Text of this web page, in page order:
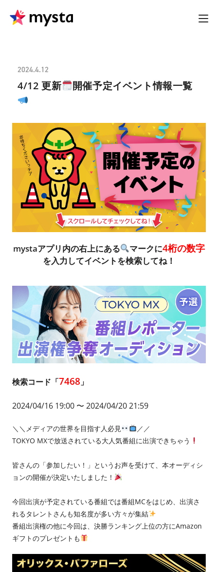
2024.4.12
4/12 更新 開催予定イベント情報一覧
mystaアプリ内の右上にある マークに4桁の数字
を入力してイベントを検索してね！
検索コード「7468 」
2024/04/16 19:00 〜 2024/04/20 21:59
＼＼メディアの世界を目指す人必見
／／
TOKYO MXで放送されている大人気番組に出演できちゃう
皆さんの「参加したい！」というお声を受けて、本オーディシ
ョンの開催が決定いたしました！
今回出演が予定されている番組では番組MCをはじめ、出演さ
れるタレントさんも知名度が多い方々が集結
番組出演権の他に今回は、決勝ランキング上位の方にAmazon
ギフトのプレゼントも